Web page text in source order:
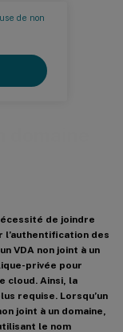
de non
de joindre
l’authentification des
VDA non joint à un
privée pour
cloud. Ainsi, la
requise. Lorsqu’un
joint à un domaine,
le nom